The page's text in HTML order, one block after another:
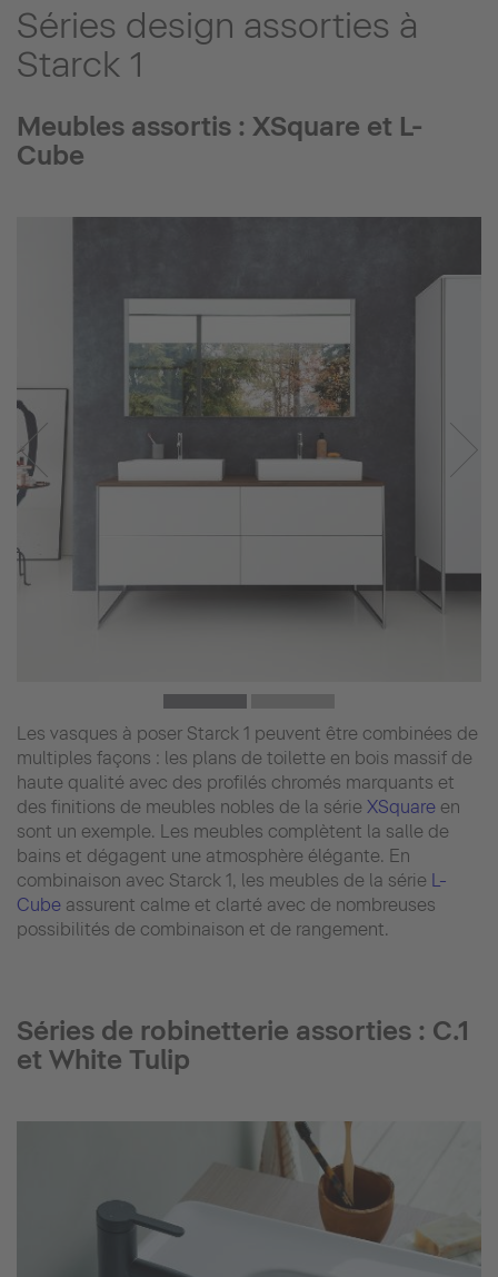
Séries design assorties à
Starck 1
Meubles assortis : XSquare et L-
Cube
Les vasques à poser Starck 1 peuvent être combinées de
multiples façons : les plans de toilette en bois massif de
haute qualité avec des profilés chromés marquants et
des finitions de meubles nobles de la série XSquare en
sont un exemple. Les meubles complètent la salle de
bains et dégagent une atmosphère élégante. En
combinaison avec Starck 1, les meubles de la série L-
Cube assurent calme et clarté avec de nombreuses
possibilités de combinaison et de rangement.
Séries de robinetterie assorties : C.1
et White Tulip